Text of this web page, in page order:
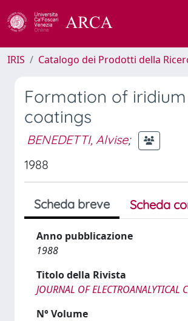
IRIS Catalogo dei Prodotti della
Formation of
coatings
BENEDETTI, Alvise;
1988
Scheda breve Scheda
Anno pubblicazione
1988
Titolo della Rivista
JOURNAL OF ELECTROANALYTICAL
N° Volume